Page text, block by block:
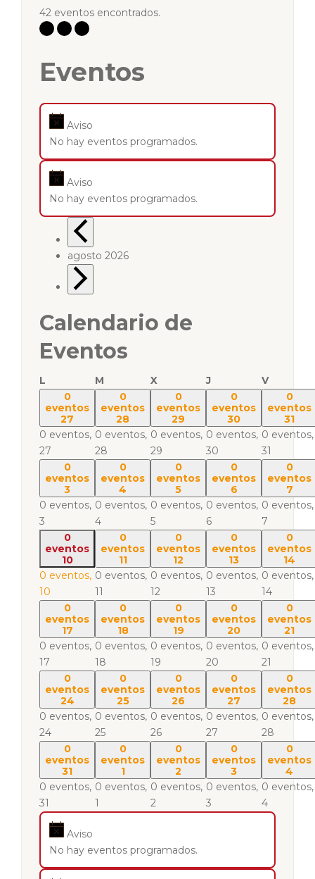
42 eventos encontrados.
Eventos
Aviso
No hay eventos programados.
Aviso
No hay eventos programados.
agosto 2026
Calendario de
Eventos
L M X J
V
0
eventos
27
0 eventos,
27
0
eventos
28
0 eventos,
28
0
eventos
29
0 eventos,
29
0
eventos
30
0 eventos,
30
0
eventos
31
0 eventos,
31
0
eventos
3
0 eventos,
3
0
eventos
4
0 eventos,
4
0
eventos
5
0 eventos,
5
0
eventos
6
0 eventos,
6
0
eventos
7
0 eventos,
7
0
eventos
10
0 eventos,
10
0
eventos
11
0 eventos,
11
0
eventos
12
0 eventos,
12
0
eventos
13
0 eventos,
13
0
eventos
14
0 eventos,
14
0
eventos
17
0 eventos,
17
0
eventos
18
0 eventos,
18
0
eventos
19
0 eventos,
19
0
eventos
20
0 eventos,
20
0
eventos
21
0 eventos,
21
0
eventos
24
0 eventos,
24
0
eventos
25
0 eventos,
25
0
eventos
26
0 eventos,
26
0
eventos
27
0 eventos,
27
0
eventos
28
0 eventos,
28
0
eventos
31
0 eventos,
31
0
eventos
1
0 eventos,
1
0
eventos
2
0 eventos,
2
0
eventos
3
0 eventos,
3
0
eventos
4
0 eventos,
4
Aviso
No hay eventos programados.